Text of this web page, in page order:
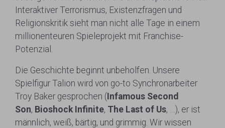
Interaktiver Terrorismus, Existenzfragen und
Religionskritik sieht man nicht alle Tage in einem
millionenteuren Spieleprojekt mit Franchise-
Potenzial.
Die Geschichte beginnt unbeholfen. Unsere
Spielfigur Talion wird von go-to Synchronarbeiter
Troy Baker gesprochen ( Infamous Second
Son, Bioshock Infinite, The Last of Us, …), er ist
männlich, weiß, bärtig, und grimmig. Wir wissen